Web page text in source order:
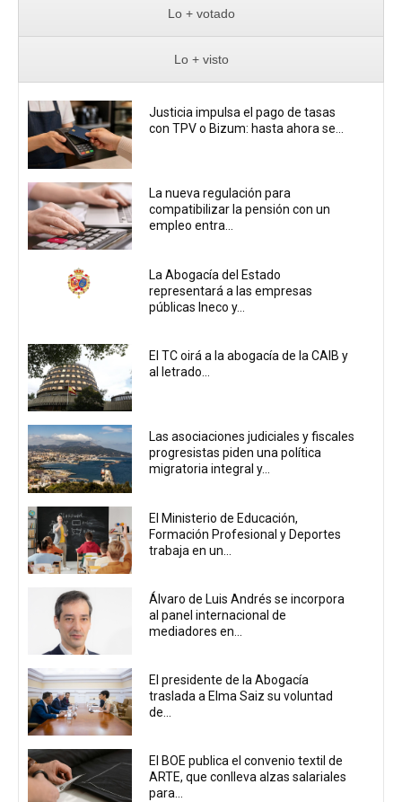
Lo + votado
Lo + visto
Justicia impulsa el pago de tasas
con TPV o Bizum: hasta ahora se...
La nueva regulación para
compatibilizar la pensión con un
empleo entra...
La Abogacía del Estado
representará a las empresas
públicas Ineco y...
El TC oirá a la abogacía de la CAIB y
al letrado...
Las asociaciones judiciales y fiscales
progresistas piden una política
migratoria integral y...
El Ministerio de Educación,
Formación Profesional y Deportes
trabaja en un...
Álvaro de Luis Andrés se incorpora
al panel internacional de
mediadores en...
El presidente de la Abogacía
traslada a Elma Saiz su voluntad
de...
El BOE publica el convenio textil de
ARTE, que conlleva alzas salariales
para...